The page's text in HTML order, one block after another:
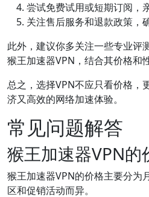
尝试免费试用或短期订阅，
关注售后服务和退款政策，
此外，建议你多关注一些专业评
猴王加速器VPN，结合其价格和
总之，选择VPN不应只看价格，
济又高效的网络加速体验。
常见问题解答
猴王加速器VPN的
猴王加速器VPN的价格主要分为
区和促销活动而异。